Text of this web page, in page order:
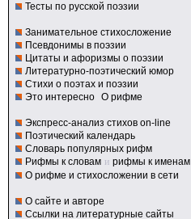
Тесты по русской поэзии
Занимательное стихосложение
Псевдонимы в поэзии
Цитаты и афоризмы о поэзии
Литературно-поэтический юмор
Стихи о поэтах и поэзии
Это интересно О рифме
Экспресс-анализ стихов on-line
Поэтический календарь
Словарь популярных рифм
Рифмы к словам и рифмы к именам
О рифме и стихосложении в сети
О сайте и авторе
Ссылки на литературные сайты